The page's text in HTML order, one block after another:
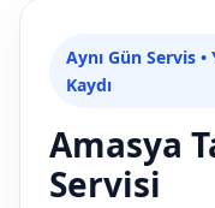
Aynı Gün Servis •
Kaydı
Amasya
Servisi